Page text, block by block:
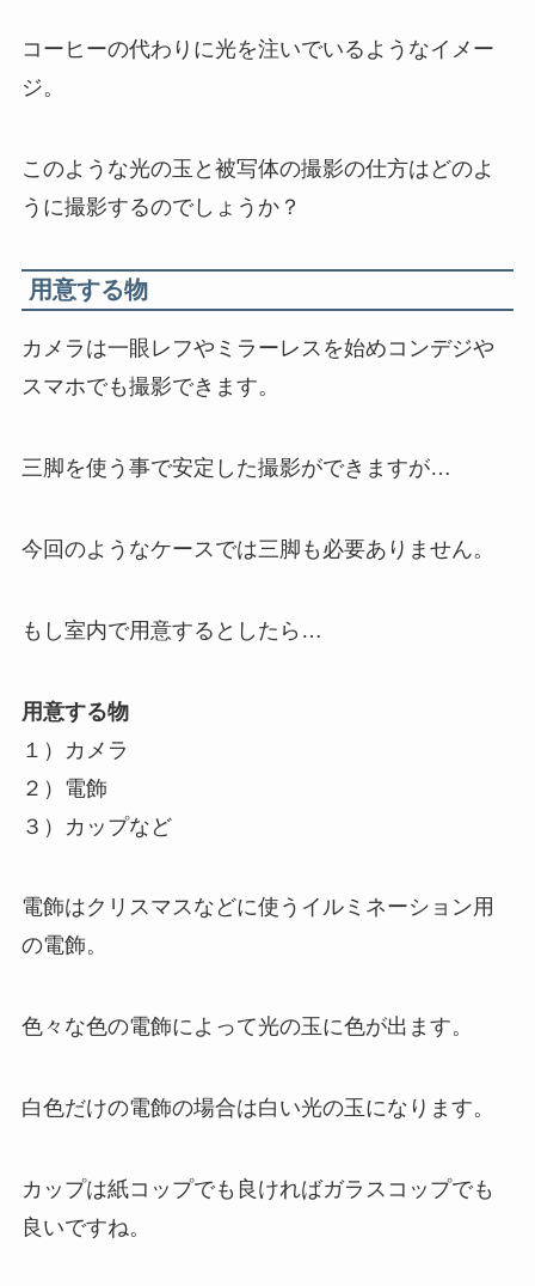
コーヒーの代わりに光を注いでいるようなイメー
ジ。
このような光の玉と被写体の撮影の仕方はどのよ
うに撮影するのでしょうか？
用意する物
カメラは一眼レフやミラーレスを始めコンデジや
スマホでも撮影できます。
三脚を使う事で安定した撮影ができますが…
今回のようなケースでは三脚も必要ありません。
もし室内で用意するとしたら…
用意する物
１）カメラ
２）電飾
３）カップなど
電飾はクリスマスなどに使うイルミネーション用
の電飾。
色々な色の電飾によって光の玉に色が出ます。
白色だけの電飾の場合は白い光の玉になります。
カップは紙コップでも良ければガラスコップでも
良いですね。